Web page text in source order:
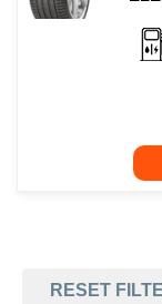
RESET